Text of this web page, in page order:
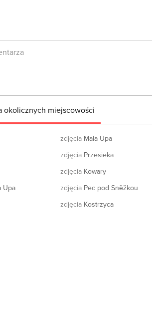
okolicznych miejscowości
Upa
zdjęcia Mala Upa
zdjęcia Przesieka
zdjęcia Kowary
zdjęcia Pec pod Sněžkou
zdjęcia Kostrzyca